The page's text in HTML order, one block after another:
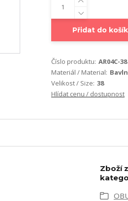
Přidat do
Číslo produktu: AR04C-38
Materiál / Material:
Velikost / Size: 38
Hlídat cenu / dostupnost
Zboží